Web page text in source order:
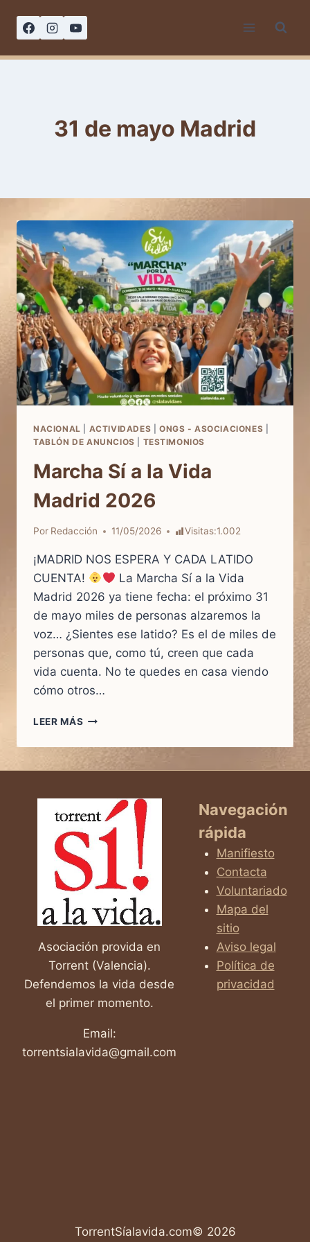
31 de mayo Madrid
NACIONAL ACTIVIDADES ONGS - ASOCIACIONES
TABLÓN DE ANUNCIOS
TESTIMONIOS
Marcha Sí a la Vida
Madrid 2026
Por Redacción 11/05/2026 Visitas:1.002
¡MADRID NOS ESPERA Y CADA LATIDO
CUENTA!
La Marcha Sí a la Vida
Madrid 2026 ya tiene fecha: el próximo 31
de mayo miles de personas alzaremos la
voz… ¿Sientes ese latido? Es el de miles de
personas que, como tú, creen que cada
vida cuenta. No te quedes en casa viendo
cómo otros…
LEER MÁS MARCHA
A
LA
Asociación provida en
Torrent (Valencia).
Defendemos la vida desde
el primer momento.
Email:
torrentsialavida@gmail.com
Navegación
rápida
Manifiesto
Contacta
Voluntariado
Mapa del
sitio
Aviso legal
Política de
privacidad
TorrentSíalavida.com© 2026